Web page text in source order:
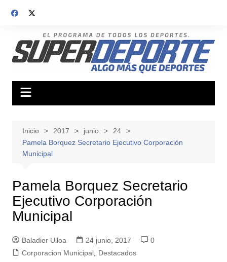
Inicio 2017 junio
24
Pamela Borquez Secretario Ejecutivo Corporación
Municipal
Pamela Borquez Secretario
Ejecutivo Corporación
Municipal
Baladier Ulloa 24 junio, 2017
0
Corporacion Municipal, Destacados